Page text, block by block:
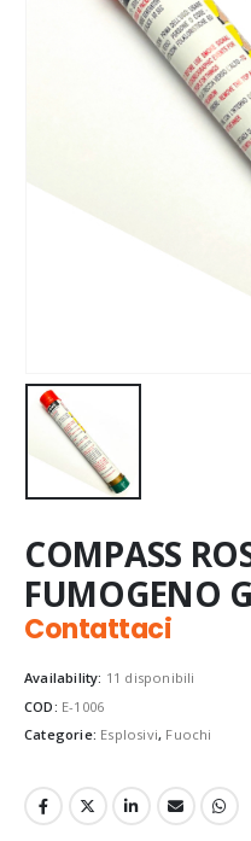
COMPASS
FUMOGENO
Contattaci
Availability: 11 disponibili
COD: E-1006
Categorie: Esplosivi, Fuochi